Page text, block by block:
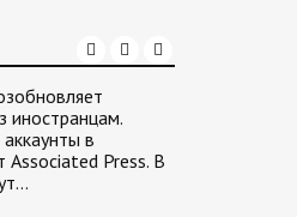
иностранцам.
в
Associated Press. В